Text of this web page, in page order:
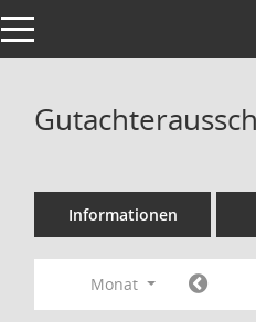
Toggle navigation
Informationen
Monat